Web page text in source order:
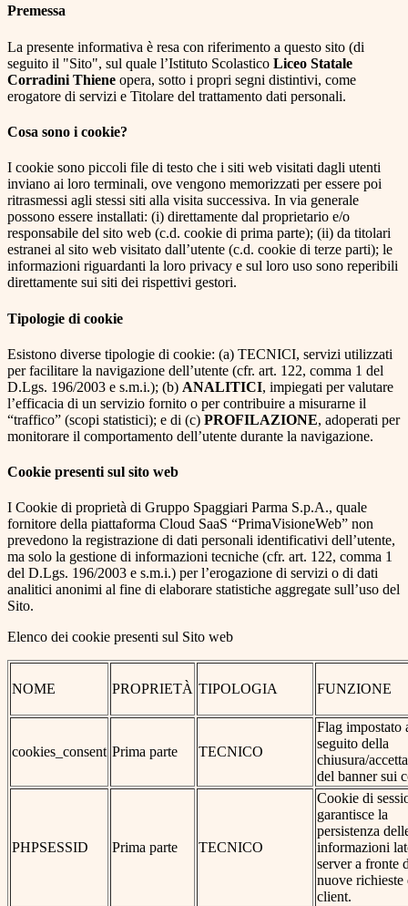
Premessa
La presente informativa è resa con riferimento a questo sito (di
seguito il "Sito", sul quale l’Istituto Scolastico Liceo Statale
Corradini Thiene opera, sotto i propri segni distintivi, come
erogatore di servizi e Titolare del trattamento dati personali.
Cosa sono i cookie?
I cookie sono piccoli file di testo che i siti web visitati dagli utenti
inviano ai loro terminali, ove vengono memorizzati per essere poi
ritrasmessi agli stessi siti alla visita successiva. In via generale
possono essere installati: (i) direttamente dal proprietario e/o
responsabile del sito web (c.d. cookie di prima parte); (ii) da titolari
estranei al sito web visitato dall’utente (c.d. cookie di terze parti); le
informazioni riguardanti la loro privacy e sul loro uso sono reperibili
direttamente sui siti dei rispettivi gestori.
Tipologie di cookie
Esistono diverse tipologie di cookie: (a) TECNICI, servizi utilizzati
per facilitare la navigazione dell’utente (cfr. art. 122, comma 1 del
D.Lgs. 196/2003 e s.m.i.); (b) ANALITICI, impiegati per valutare
l’efficacia di un servizio fornito o per contribuire a misurarne il
“traffico” (scopi statistici); e di (c) PROFILAZIONE, adoperati per
monitorare il comportamento dell’utente durante la navigazione.
Cookie presenti sul sito web
I Cookie di proprietà di Gruppo Spaggiari Parma S.p.A., quale
fornitore della piattaforma Cloud SaaS “PrimaVisioneWeb” non
prevedono la registrazione di dati personali identificativi dell’utente,
ma solo la gestione di informazioni tecniche (cfr. art. 122, comma 1
del D.Lgs. 196/2003 e s.m.i.) per l’erogazione di servizi o di dati
analitici anonimi al fine di elaborare statistiche aggregate sull’uso del
Sito.
Elenco dei cookie presenti sul Sito web
NOME PROPRIETÀ TIPOLOGIA FUNZIONE
cookies_consent Prima parte TECNICO
Flag impostato
seguito della
chiusura/
del banner sui
PHPSESSID Prima parte TECNICO
Cookie di
garantisce la
persistenza
informazioni
server a fronte
nuove richieste
client.